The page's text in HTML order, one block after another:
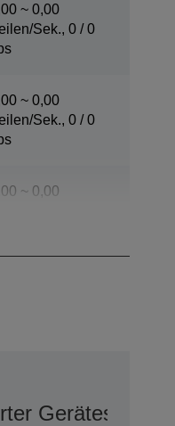
~ 0,00
Sek., 0 / 0
~ 0,00
Sek., 0 / 0
~ 0,00
Geräteschutz